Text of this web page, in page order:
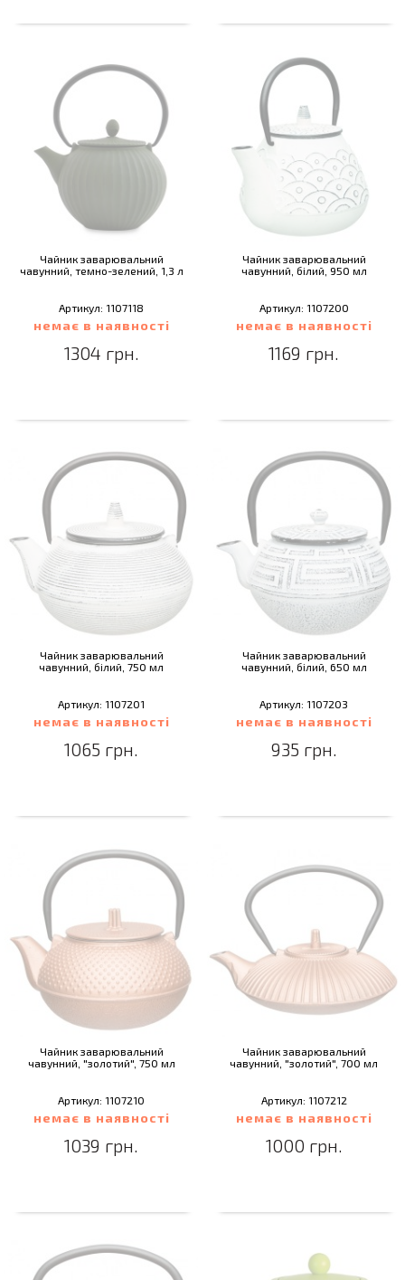
Чайник заварювальний
чавунний, темно-зелений, 1,3 л
Артикул: 1107118
немає в наявності
1304 грн.
Чайник заварювальний
чавунний, білий, 950 мл
Артикул: 1107200
немає в наявності
1169 грн.
Чайник заварювальний
чавунний, білий, 750 мл
Артикул: 1107201
немає в наявності
1065 грн.
Чайник заварювальний
чавунний, білий, 650 мл
Артикул: 1107203
немає в наявності
935 грн.
Чайник заварювальний
чавунний, "золотий", 750 мл
Артикул: 1107210
немає в наявності
1039 грн.
Чайник заварювальний
чавунний, "золотий", 700 мл
Артикул: 1107212
немає в наявності
1000 грн.